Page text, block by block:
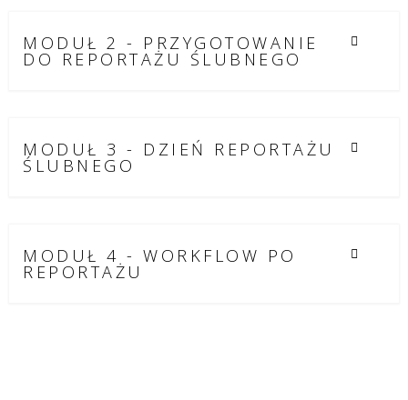
MODUŁ 2 - PRZYGOTOWANIE
DO REPORTAŻU ŚLUBNEGO
MODUŁ 3 - DZIEŃ REPORTAŻU
ŚLUBNEGO
MODUŁ 4 - WORKFLOW PO
REPORTAŻU